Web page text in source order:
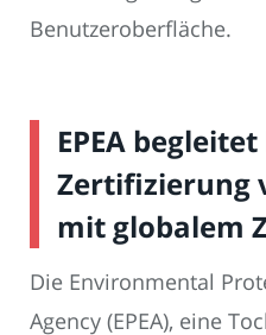
Benutzeroberfläche.
EPEA
Zertifizierung
mit globalem
Die Environmental
Agency (EPEA), eine